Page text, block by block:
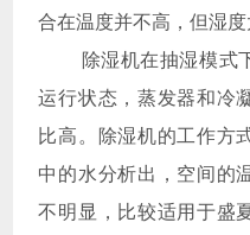
合在温度并不高，但湿度
除湿机在抽湿模式下
运行状态，蒸发器和冷
比高。除湿机的工作方
中的水分析出，空间的
不明显，比较适用于盛